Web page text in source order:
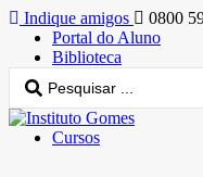
Indique amigos
0800
Portal do Aluno
Biblioteca
Cursos